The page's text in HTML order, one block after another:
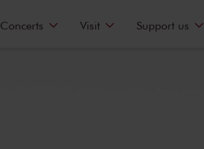
Concerts Visit Support us